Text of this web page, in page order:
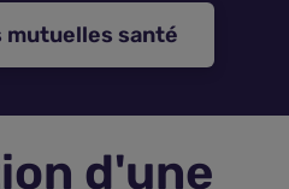
mutuelles santé
d'une